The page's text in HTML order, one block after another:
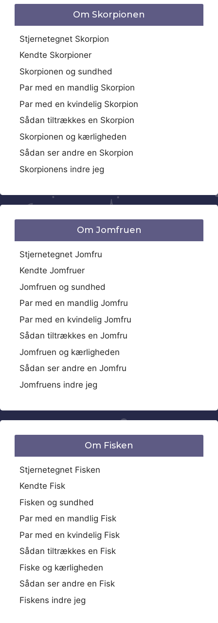
Om Skorpionen
Stjernetegnet Skorpion
Kendte Skorpioner
Skorpionen og sundhed
Par med en mandlig Skorpion
Par med en kvindelig Skorpion
Sådan tiltrækkes en Skorpion
Skorpionen og kærligheden
Sådan ser andre en Skorpion
Skorpionens indre jeg
Om Jomfruen
Stjernetegnet Jomfru
Kendte Jomfruer
Jomfruen og sundhed
Par med en mandlig Jomfru
Par med en kvindelig Jomfru
Sådan tiltrækkes en Jomfru
Jomfruen og kærligheden
Sådan ser andre en Jomfru
Jomfruens indre jeg
Om Fisken
Stjernetegnet Fisken
Kendte Fisk
Fisken og sundhed
Par med en mandlig Fisk
Par med en kvindelig Fisk
Sådan tiltrækkes en Fisk
Fiske og kærligheden
Sådan ser andre en Fisk
Fiskens indre jeg